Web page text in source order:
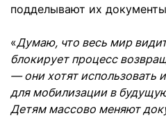
подделывают их
«Думаю, что весь мир
блокирует процесс
— они хотят использовать
для мобилизации в
Детям массово меняют